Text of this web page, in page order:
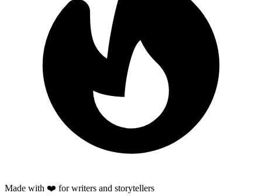
Made with ❤️ for writers and storytellers